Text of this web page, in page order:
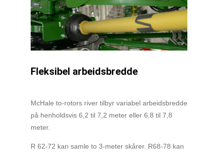
Fleksibel arbeidsbredde
McHale to-rotors river tilbyr variabel arbeidsbredde
på henholdsvis 6,2 til 7,2 meter eller 6,8 til 7,8
meter.
R 62-72 kan samle to 3-meter skårer. R68-78 kan